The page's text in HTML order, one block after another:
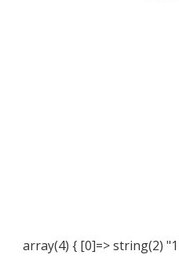
array(4) { [0]=> string(2)